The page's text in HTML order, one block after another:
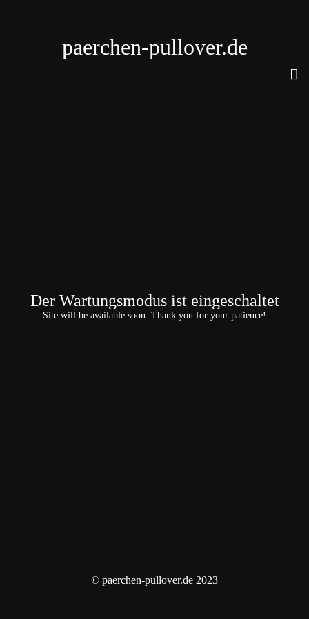
paerchen-pullover.de
Der Wartungsmodus ist eingeschaltet
Site will be available soon. Thank you for your patience!
© paerchen-pullover.de 2023